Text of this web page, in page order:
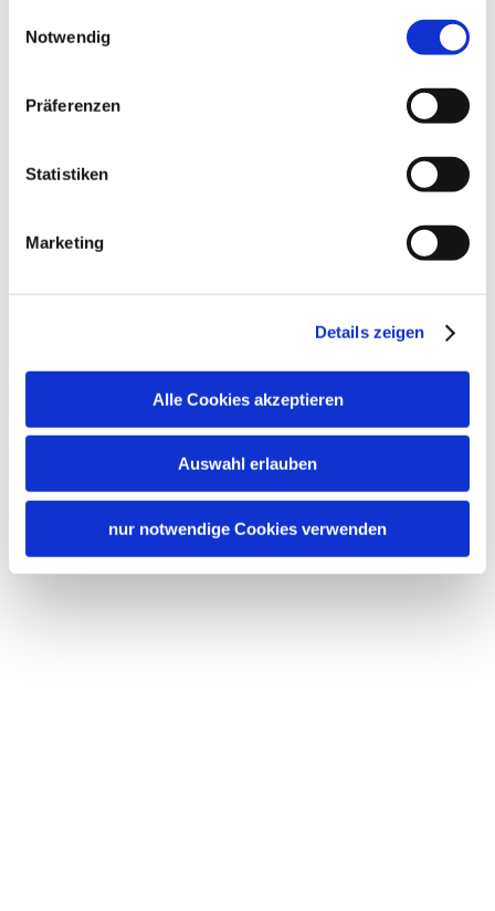
gelistet.
Notwendig
Präferenzen
Statistiken
Marketing
Details zeigen
Alle Cookies akzeptieren
Auswahl erlauben
nur notwendige Cookies verwenden